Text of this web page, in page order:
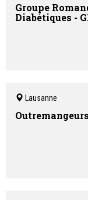
Groupe
Diabétiques -
Lausanne